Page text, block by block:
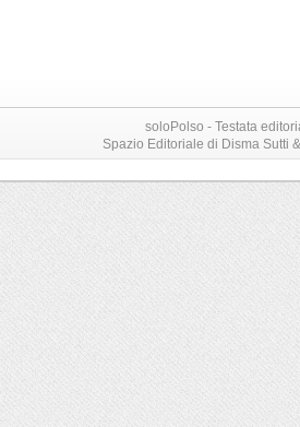
soloPolso - Testata
Spazio Editoriale di Disma Sutti